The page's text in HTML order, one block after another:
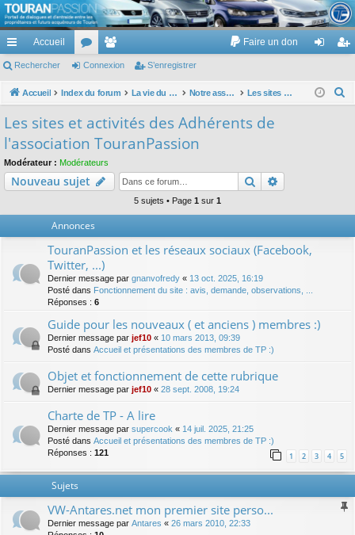
TouranPassion
Le forum des propriétaires ou futurs acquéreurs du Volkswagen Touran
cc
ès
pi
de
Accueil
or
u
e
m
Faire un don
ne nr
Rechercher Connexion S’enregistrer
Accueil Index du forum La vie du site TP :) Notre association Les sites et activités des Adhérents de l'association TouranPassion
h
Les sites et activités des Adhérents de
l'association TouranPassion
Modérateur : Modérateurs
Nouveau sujet Rechercher
5 sujets • Page 1 sur 1
Annonces
TouranPassion et les réseaux sociaux (Facebook,
Twitter, ...)
Dernier message par gnanvofredy « 13 oct. 2025, 16:19
Posté dans Fonctionnement du site : avis, demande, observations, ...
Réponses : 6
Guide pour les nouveaux ( et anciens ) membres :)
Dernier message par jef10 « 10 mars 2013, 09:39
Posté dans Accueil et présentations des membres de TP :)
Objet et fonctionnement de cette rubrique
Dernier message par jef10 « 28 sept. 2008, 19:24
Charte de TP - A lire
Dernier message par supercook « 14 juil. 2025, 21:25
Posté dans Accueil et présentations des membres de TP :)
Réponses : 121 1 2 3 4 5
Sujets
VW-Antares.net mon premier site perso...
Dernier message par Antares « 26 mars 2010, 22:33